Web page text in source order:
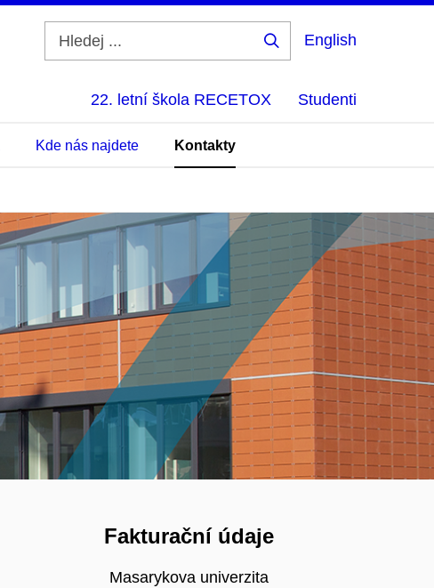
English
22. letní škola RECETOX Studenti
Kde nás najdete Kontakty
Fakturační údaje
Masarykova univerzita